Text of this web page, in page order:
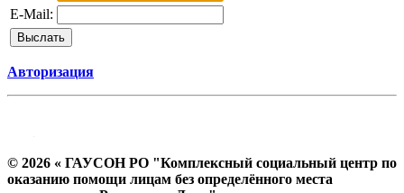
E-Mail:
Авторизация
© 2026 « ГАУСОН РО "Комплексный социальный центр по
оказанию помощи лицам без определённого места